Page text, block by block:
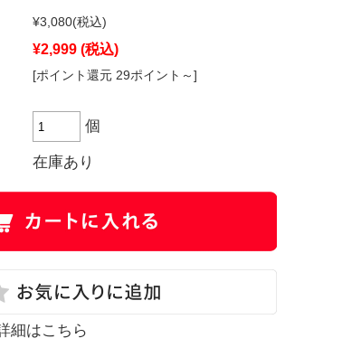
¥3,080(税込)
¥2,999 (税込)
[ポイント還元 29ポイント～]
個
在庫あり
細はこちら